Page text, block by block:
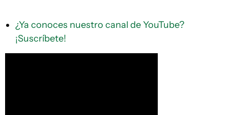
¿Ya conoces nuestro canal de YouTube?
¡Suscríbete!